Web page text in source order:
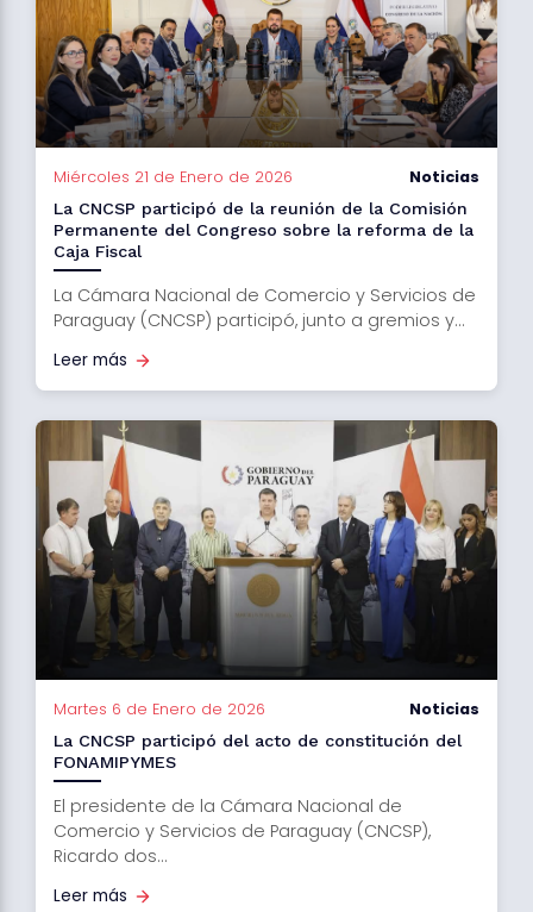
Miércoles 21 de Enero de 2026 Noticias
La CNCSP participó de la reunión de la Comisión
Permanente del Congreso sobre la reforma de la
Caja Fiscal
La Cámara Nacional de Comercio y Servicios de
Paraguay (CNCSP) participó, junto a gremios y...
Leer más
Martes 6 de Enero de 2026 Noticias
La CNCSP participó del acto de constitución del
FONAMIPYMES
El presidente de la Cámara Nacional de
Comercio y Servicios de Paraguay (CNCSP),
Ricardo dos...
Leer más